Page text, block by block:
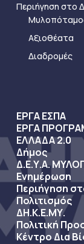
Περιήγηση στο
Αξιοθέατα
Διαδρομές
ΕΡΓΑ ΕΣΠΑ
ΕΡΓΑ
ΕΛΛΑΔΑ 2.0
Δήμος
Δ.Ε.Υ.Α.
Ενημέρωση
Περιήγηση
Πολιτισμός
ΔΗ.Κ.Ε.ΜΥ.
Πολιτική
Κέντρο Δια